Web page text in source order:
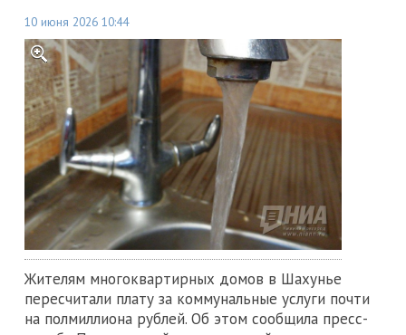
10 июня 2026 10:44
Жителям многоквартирных домов в Шахунье
пересчитали плату за коммунальные услуги почти
на полмиллиона рублей. Об этом сообщила пресс-